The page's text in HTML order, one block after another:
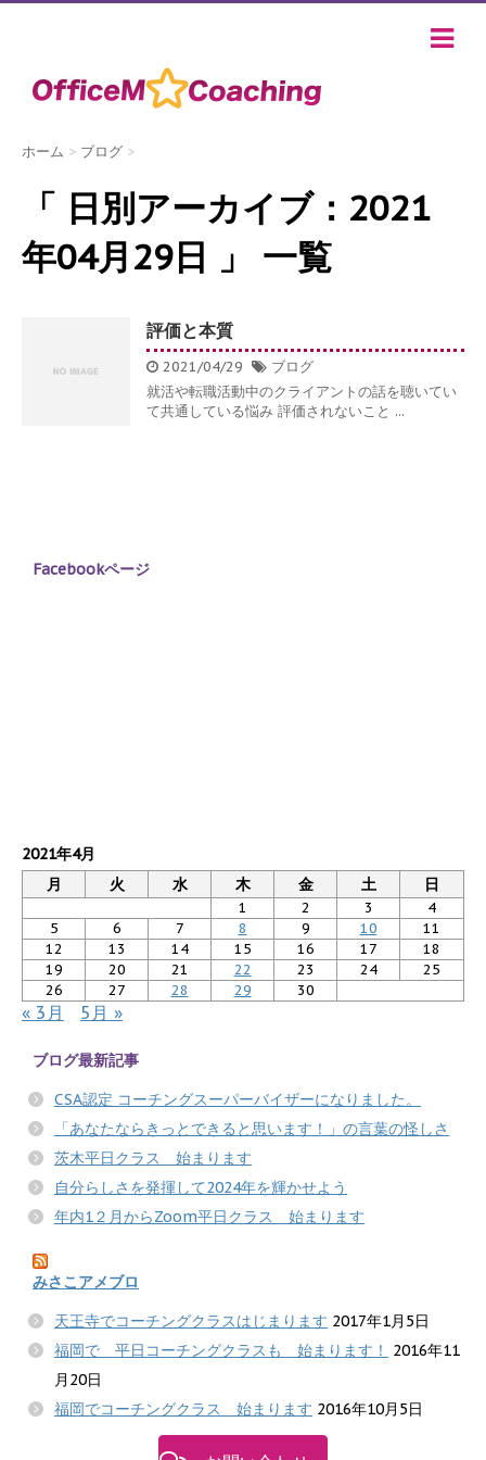
ホーム > ブログ >
「 日別アーカイブ：2021
年04月29日 」 一覧
評価と本質
2021/04/29
ブログ
就活や転職活動中のクライアントの話を聴いてい
て共通している悩み 評価されないこと ...
Facebookページ
2021年4月
月
火 水 木 金 土 日
1 2 3
4
5
6 7 8 9 10
11
12
13 14 15 16 17
18
19
20 21 22 23 24
25
26
27 28 29 30
« 3月 5月 »
ブログ最新記事
CSA認定 コーチングスーパーバイザーになりました。
「あなたならきっとできると思います！」の言葉の怪しさ
茨木平日クラス 始まります
自分らしさを発揮して2024年を輝かせよう
年内1２月からZoom平日クラス 始まります
みさこアメブロ
天王寺でコーチングクラスはじまります 2017年1月5日
福岡で 平日コーチングクラスも 始まります！
2016年11
月20日
福岡でコーチングクラス 始まります 2016年10月5日